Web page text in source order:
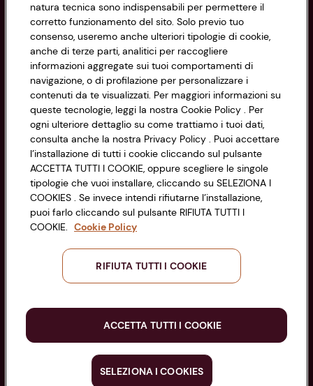
Privacy Policy
Cookie Policy
Impostazioni Cookie
Accessibilità
CONAD SOCIETÀ COOPERATIVA
Via Michelino, 59 | 40127 BOLOGNA
Codice Fiscale e Registro Imprese
di Bologna 00865960157
PARTITA IVA 03320960374
Servizio clienti
Seguici sui Social:
natura tecnica sono indispensabili per permettere il
corretto funzionamento del sito. Solo previo tuo
consenso, useremo anche ulteriori tipologie di cookie,
anche di terze parti, analitici per raccogliere
informazioni aggregate sui tuoi comportamenti di
navigazione, o di profilazione per personalizzare i
contenuti da te visualizzati. Per maggiori informazioni su
queste tecnologie, leggi la nostra Cookie Policy . Per
ogni ulteriore dettaglio su come trattiamo i tuoi dati,
consulta anche la nostra Privacy Policy . Puoi accettare
l’installazione di tutti i cookie cliccando sul pulsante
ACCETTA TUTTI I COOKIE, oppure scegliere le singole
tipologie che vuoi installare, cliccando su SELEZIONA I
COOKIES . Se invece intendi rifiutarne l’installazione,
puoi farlo cliccando sul pulsante RIFIUTA TUTTI I
COOKIE. Cookie Policy
RIFIUTA TUTTI I COOKIE
ACCETTA TUTTI I COOKIE
SELEZIONA I COOKIES